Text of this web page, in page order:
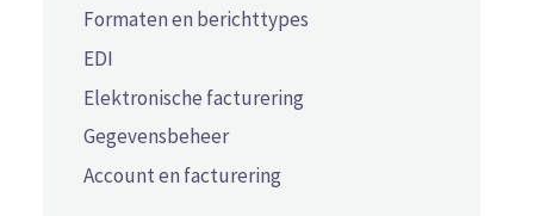
Formaten en berichttypes
EDI
Elektronische facturering
Gegevensbeheer
Account en facturering